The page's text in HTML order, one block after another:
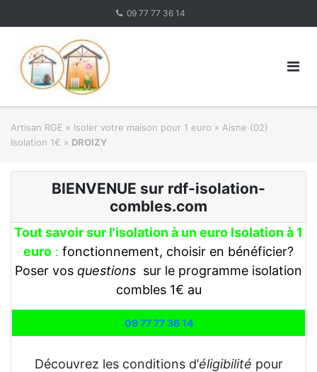
09 77 77 36 14
Artisan RGE » Isoler votre maison pour 1 euro » Aisne (02)
Isolation 1€ » DROIZY
BIENVENUE sur rdf-isolation-
combles.com
Tout savoir sur l'isolation à un euro Isolation à 1
euro : fonctionnement, choisir en bénéficier?
Poser vos questions sur le programme isolation
combles 1€ au
09 77 77 36 14
Découvrez les conditions d’éligibilité pour